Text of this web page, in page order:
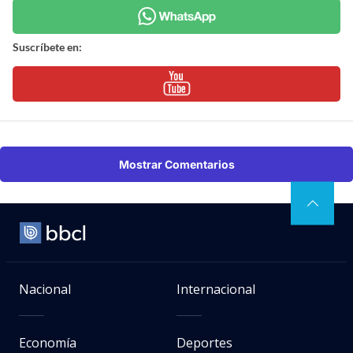
Suscríbete en:
Mostrar Comentarios
Nacional Internacional
Economía Deportes